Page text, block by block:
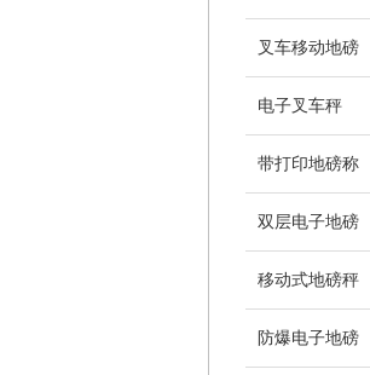
叉车移动地磅
电子叉车秤
带打印地磅称
双层电子地磅
移动式地磅秤
防爆电子地磅